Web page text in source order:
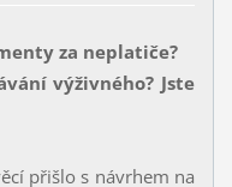
za neplatiče?
výživného? Jste
přišlo s návrhem na